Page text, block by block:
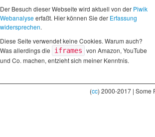
Der Besuch dieser Webseite wird aktuell von der Piwik
Webanalyseerfaßt. Hier können Sie der Erfassung
widersprechen.
Diese Seite verwendet keine Cookies. Warum auch?
Was allerdings die
iframes von Amazon, YouTube
und Co. machen, entzieht sich meiner Kenntnis.
(cc) 2000-2017 | Some